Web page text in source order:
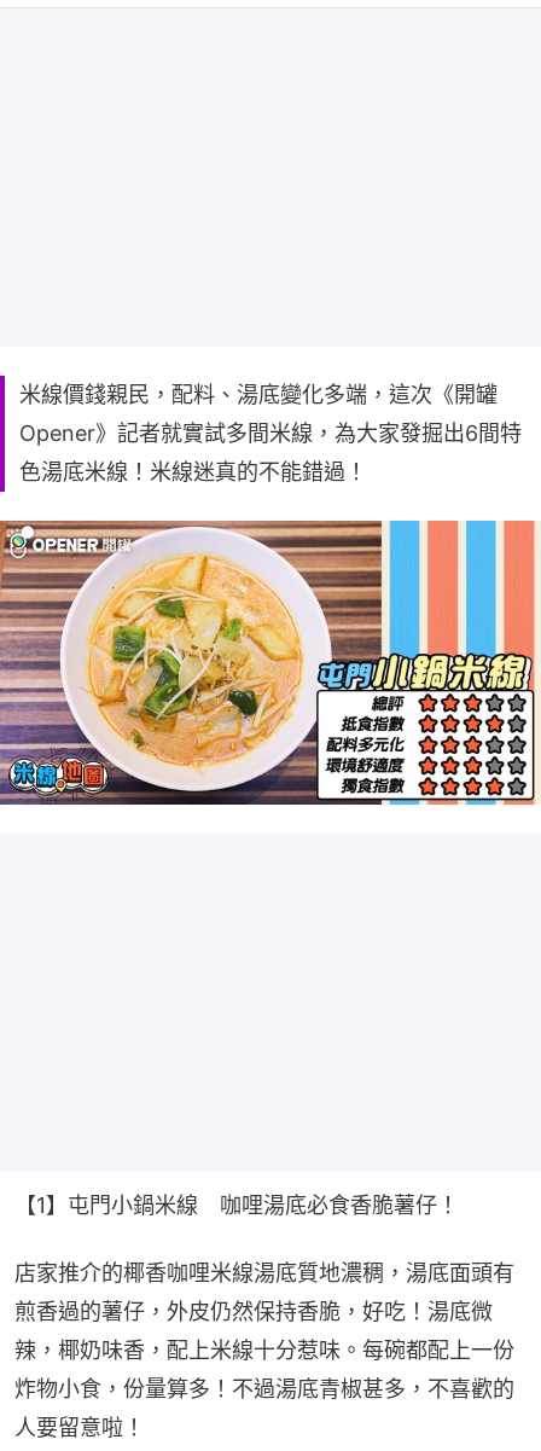
米線價錢親民，配料、湯底變化多端，這次《開罐
Opener》記者就實試多間米線，為大家發掘出6間特
色湯底米線！米線迷真的不能錯過！
【1】屯門小鍋米線　咖哩湯底必食香脆薯仔！
店家推介的椰香咖哩米線湯底質地濃稠，湯底面頭有
煎香過的薯仔，外皮仍然保持香脆，好吃！湯底微
辣，椰奶味香，配上米線十分惹味。每碗都配上一份
炸物小食，份量算多！不過湯底青椒甚多，不喜歡的
人要留意啦！